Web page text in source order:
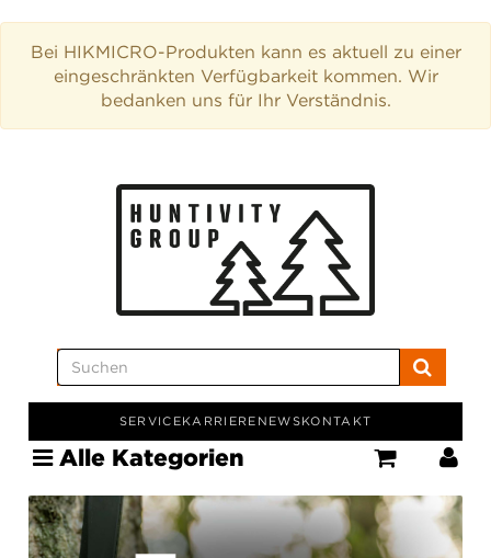
Bei HIKMICRO-Produkten kann es aktuell zu einer
eingeschränkten Verfügbarkeit kommen. Wir
bedanken uns für Ihr Verständnis.
SERVICEKARRIERE NEWSKONTAKT
Alle Kategorien